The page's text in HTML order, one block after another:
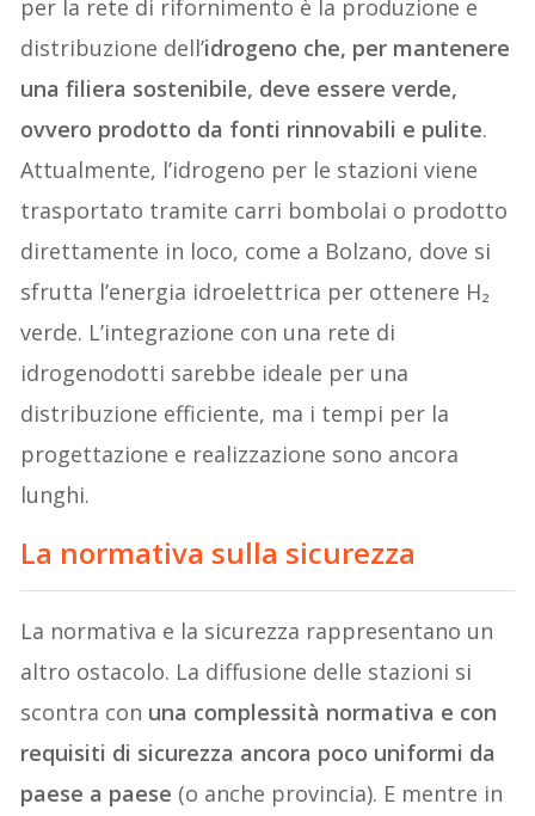
per la rete di rifornimento è la produzione e
distribuzione dell’idrogeno che, per mantenere
una filiera sostenibile, deve essere verde,
ovvero prodotto da fonti rinnovabili e pulite.
Attualmente, l’idrogeno per le stazioni viene
trasportato tramite carri bombolai o prodotto
direttamente in loco, come a Bolzano, dove si
sfrutta l’energia idroelettrica per ottenere H₂
verde. L’integrazione con una rete di
idrogenodotti sarebbe ideale per una
distribuzione efficiente, ma i tempi per la
progettazione e realizzazione sono ancora
lunghi.
La normativa sulla sicurezza
La normativa e la sicurezza rappresentano un
altro ostacolo. La diffusione delle stazioni si
scontra con una complessità normativa e con
requisiti di sicurezza ancora poco uniformi da
paese a paese (o anche provincia). E mentre in